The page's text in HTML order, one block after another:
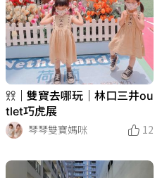
𖨆𖨆｜雙寶去哪玩｜林口三井ou
tlet巧虎展
琴琴雙寶媽咪
12